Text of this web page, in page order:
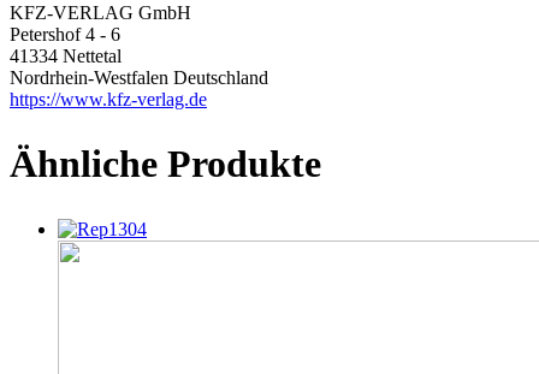
KFZ-VERLAG GmbH
Petershof 4 - 6
41334 Nettetal
Nordrhein-Westfalen Deutschland
https://www.kfz-verlag.de
Ähnliche Produkte